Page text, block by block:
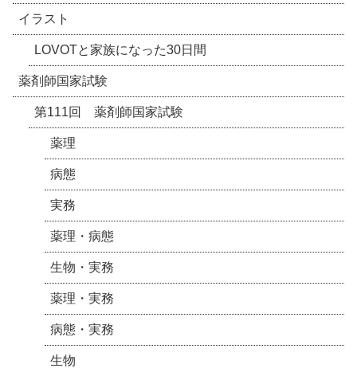
イラスト
LOVOTと家族になった30日間
薬剤師国家試験
第111回 薬剤師国家試験
薬理
病態
実務
薬理・病態
生物・実務
薬理・実務
病態・実務
生物